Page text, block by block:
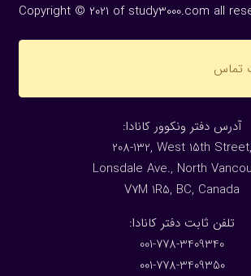
Copyright © 2021 of study3000.com all
تماس
:آدرس دفتر ونکوور کانادا
208-132, West 15th Street,
Lonsdale Ave., North
V7M 1R5, BC, Canada
:تلفن ثابت دفتر کانادا
001-778-3409340
001-778-3409350